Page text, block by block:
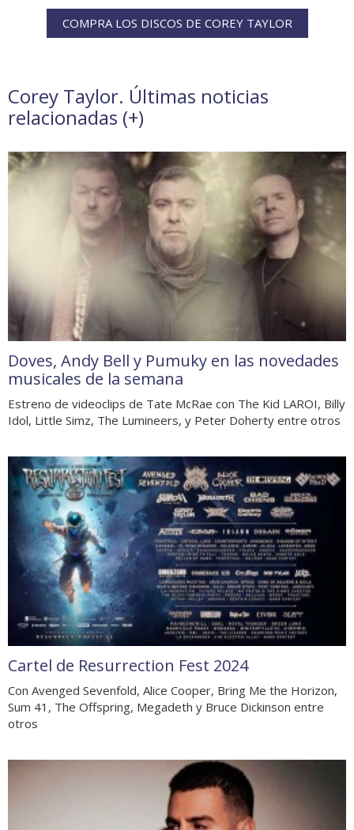
COMPRA LOS DISCOS DE COREY TAYLOR
Corey Taylor. Últimas noticias
relacionadas (+)
Doves, Andy Bell y Pumuky en las novedades
musicales de la semana
Estreno de videoclips de Tate McRae con The Kid LAROI, Billy
Idol, Little Simz, The Lumineers, y Peter Doherty entre otros
Cartel de Resurrection Fest 2024
Con Avenged Sevenfold, Alice Cooper, Bring Me the Horizon,
Sum 41, The Offspring, Megadeth y Bruce Dickinson entre
otros